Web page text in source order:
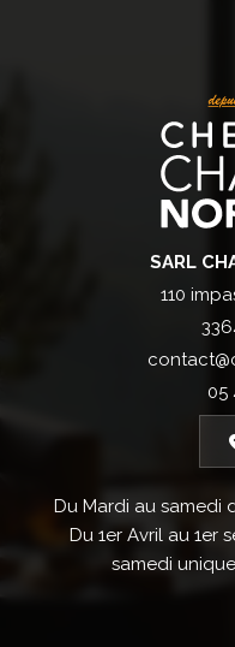
SARL
110
05
Du Mardi au samedi
Du 1er Avril au 1er
samedi